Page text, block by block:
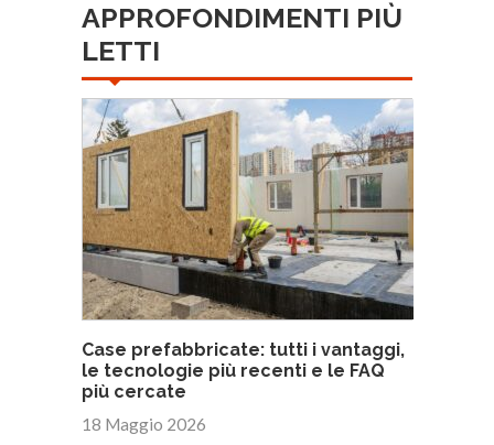
APPROFONDIMENTI PIÙ
LETTI
Case prefabbricate: tutti i vantaggi,
le tecnologie più recenti e le FAQ
più cercate
18 Maggio 2026